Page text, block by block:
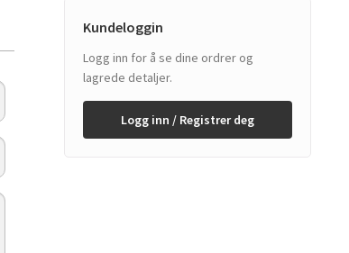
Kundeloggin
Logg inn for å se dine ordrer og
lagrede detaljer.
Logg inn / Registrer deg